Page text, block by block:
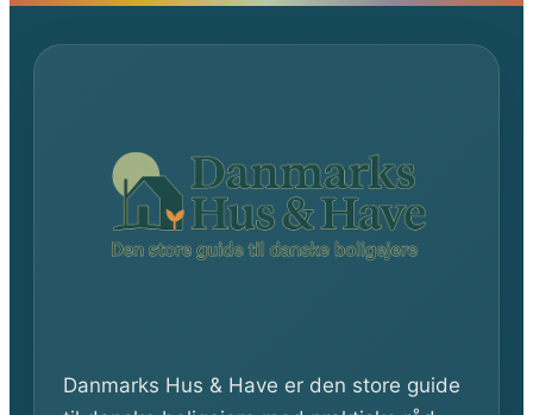
Danmarks Hus & Have er den store guide